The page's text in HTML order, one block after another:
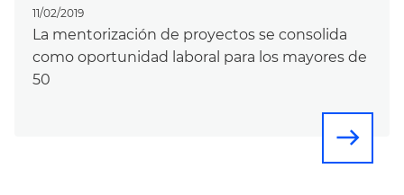
11/02/2019
La mentorización de proyectos se consolida
como oportunidad laboral para los mayores de
50
east